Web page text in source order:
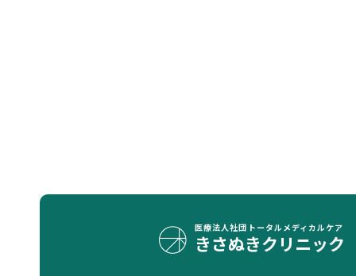
医療法人社団 トータルメディカルケア
きさぬきクリニック